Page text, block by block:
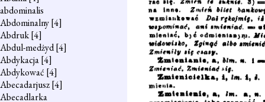
abdominalis
Abdominalny[4]
Abdruk[4]
Abdul-medżyd[4]
Abdykacja[4]
Abdykować [4]
Abecadarjusz[4]
Abecadlarka